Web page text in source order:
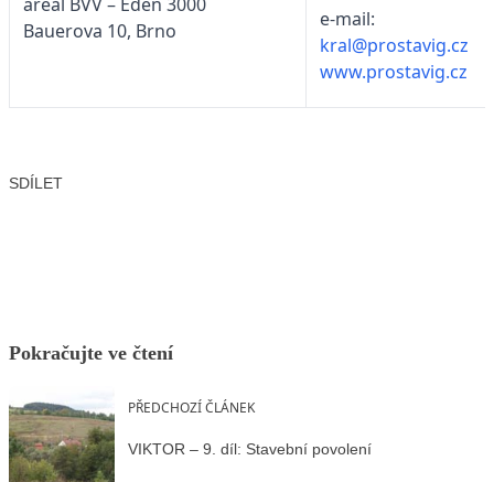
Bauerova 10, Brno
e-mail:
kral@prostavig.cz
www.prostavig.cz
SDÍLET
Pokračujte ve čtení
PŘEDCHOZÍ ČLÁNEK
VIKTOR – 9. díl: Stavební povolení